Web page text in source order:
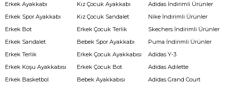
Erkek Ayakkabı
Erkek Spor Ayakkabı
Erkek Bot
Erkek Sandalet
Erkek Terlik
Erkek Koşu Ayakkabısı
Erkek Basketbol
Kız Çocuk Ayakkabı
Kız Çocuk Sandalet
Erkek Çocuk Terlik
Bebek Spor Ayakkabı
Erkek Çocuk Ayakkabısı
Erkek Çocuk Bot
Bebek Ayakkabısı
Adidas İndirimli Ürünler
Nike İndirimli Ürünler
Skechers İndirimli Ürünler
Puma İndirimli Ürünler
Adidas Y-3
Adidas Adilette
Adidas Grand Court